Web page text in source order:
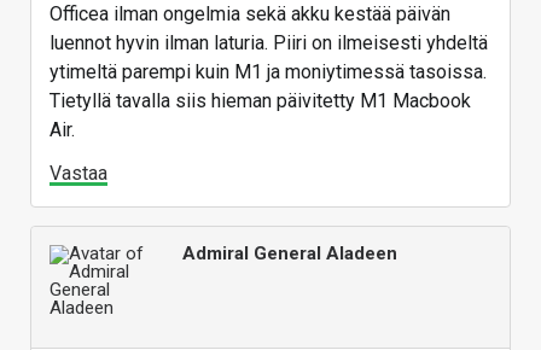
Officea ilman ongelmia sekä akku kestää päivän
luennot hyvin ilman laturia. Piiri on ilmeisesti yhdeltä
ytimeltä parempi kuin M1 ja moniytimessä tasoissa.
Tietyllä tavalla siis hieman päivitetty M1 Macbook
Air.
Vastaa
Admiral General Aladeen